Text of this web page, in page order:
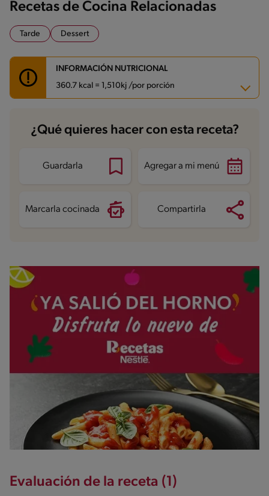
Recetas de Cocina Relacionadas
Tarde Dessert
INFORMACIÓN NUTRICIONAL
360.7 kcal = 1,510kj /por porción
Carbohidratos 42.4 g
Energía 360.7 kcal
Proteína
Grasas saturadas 11.2 g
¿Qué quieres hacer con esta receta?
Guardarla Agregar a mi menú
Marcarla cocinada Compartirla
Evaluación de la receta (1)